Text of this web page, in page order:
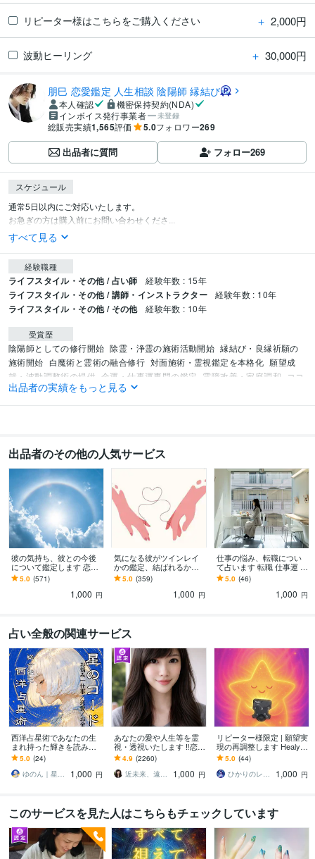
リピーター様はこちらをご購入ください ＋ 2,000円
波動ヒーリング ＋ 30,000円
朋巳 恋愛鑑定 人生相談 陰陽師 縁結び
本人確認
機密保持契約(NDA)
インボイス発行事業者
未登録
総販売実績1,565評価 5.0フォロワー269
出品者に質問 フォロー269
スケジュール
通常5日以内にご対応いたします。
お急ぎの方は購入前にお問い合わせくださ...
すべて見る
経験職種
ライフスタイル・その他 / 占い師 経験年数 : 15年
ライフスタイル・その他 / 講師・インストラクター 経験年数 : 10年
ライフスタイル・その他 / その他 経験年数 : 10年
受賞歴
陰陽師としての修行開始 除霊・浄霊の施術活動開始 縁結び・良縁祈願の
施術開始 白魔術と霊術の融合修行 対面施術・霊視鑑定を本格化 願望成
就・波動調整術の提供 金運・仕事運専門の鑑定 霊障改善・家庭調和
ココ
ナラにて占い活動開始
数秘術鑑定士 取得年 : 2018年
オラクル認定コンサルタント 取得年 : 2019年
ビジネス・クリエイティブツール
ferretOne:5年Joomla!:3年 Movabletype:3年 WordPress:3年
得意分野
占い 運気を高める波動調整 縁切り、悪運断ち
占い 人間関係カルマ浄化 波動調整ヒーリング 恋愛鑑定
出品者の実績をもっと見る
出品者のその他の人気サービス
彼の気持ち、彼との今後
について鑑定します 恋愛
片思い 復縁 結婚 恋愛運
縁結び
5.0 (571)
1,000 円
気になる彼がツインレイ
かの鑑定、結ばれるかを
視ます 人生相談 運命 結婚
出会い 縁結び 恋愛相談 恋
5.0 (359)
1,000 円
仕事の悩み、転職につい
て占います 転職 仕事運 人
間関係 心理学
5.0 (46)
1,000 円
占い全般の関連サービス
西洋占星術であなたの生
まれ持った輝きを読み解
きます 「だから私はこう
なんだ」と腑におち、自
分らしく生きるために
5.0 (24)
ゆのん｜星読みのアトリエ⭐︎癒しの占星術
1,000 円
あなたの愛や人生等を霊
視・透視いたします ‼️恋
愛、複雑な恋愛、仕事、
人間関係/上げ下げ鑑定無
し‼️
4.9 (2260)
近未来、遠未来を霊透視！！占い師 紗理奈
1,000 円
リピーター様限定 | 願望実
現の再調整します Healyで
願いを再共鳴✴︎ | 波動メン
テナンスセッション
5.0 (44)
ひかりのレゾナンス
1,000 円
このサービスを見た人はこちらもチェックしています